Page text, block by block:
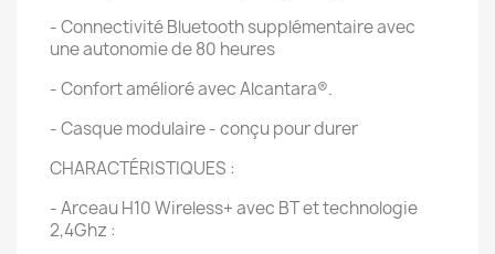
- Connectivité Bluetooth supplémentaire avec
une autonomie de 80 heures
- Confort amélioré avec Alcantara®.
- Casque modulaire - conçu pour durer
CHARACTÉRISTIQUES :
- Arceau H10 Wireless+ avec BT et technologie
2,4Ghz :